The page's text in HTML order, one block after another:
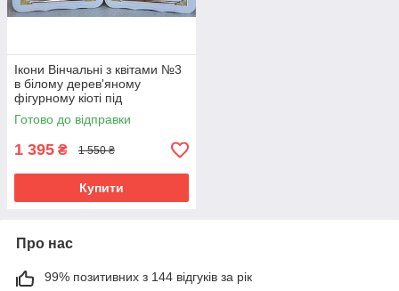
Ікони Вінчальні з квітами №3
в білому дерев'яному
фігурному кіоті під
склом,розмір кіота
24*21,сюжет 15*18
Готово до відправки
1 395 ₴ 1 550 ₴
Купити
Про нас
99% позитивних з 144 відгуків за рік